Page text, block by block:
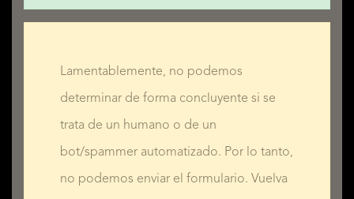
Lamentablemente, no podemos
determinar de forma concluyente si se
trata de un humano o de un
bot/spammer automatizado. Por lo tanto,
no podemos enviar el formulario. Vuelva